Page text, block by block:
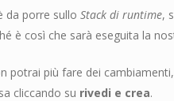
da porre sullo Stack di runtime,
è così che sarà eseguita la
potrai più fare dei
cliccando su rivedi e crea.